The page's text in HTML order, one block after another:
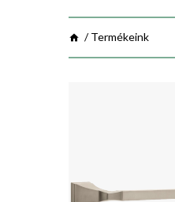
Termékeink